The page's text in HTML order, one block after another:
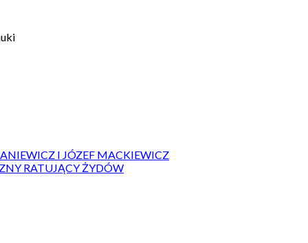
I JÓZEF MACKIEWICZ
RATUJĄCY ŻYDÓW